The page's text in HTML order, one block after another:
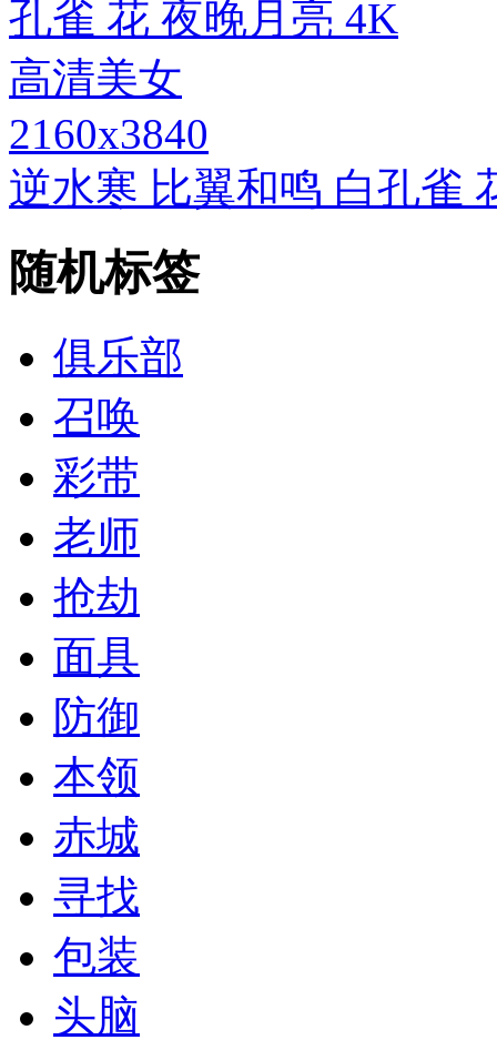
2160x3840
逆水寒 比翼和鸣 白孔雀
随机标签
俱乐部
召唤
彩带
老师
抢劫
面具
防御
本领
赤城
寻找
包装
头脑